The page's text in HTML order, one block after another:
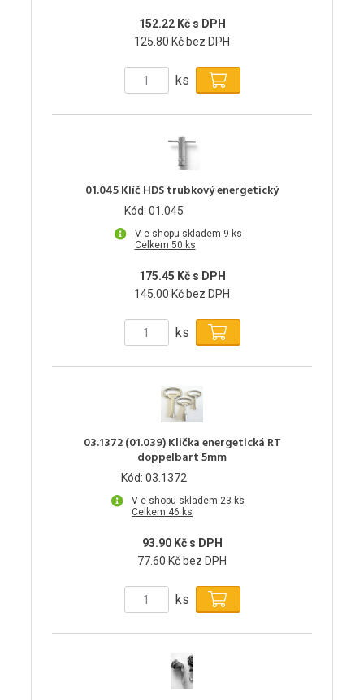
152.22 Kč s DPH
125.80 Kč bez DPH
ks
01.045 Klíč HDS trubkový energetický
Kód: 01.045
V e-shopu skladem 9 ks
Celkem 50 ks
175.45 Kč s DPH
145.00 Kč bez DPH
ks
03.1372 (01.039) Klička energetická RT
doppelbart 5mm
Kód: 03.1372
V e-shopu skladem 23 ks
Celkem 46 ks
93.90 Kč s DPH
77.60 Kč bez DPH
ks